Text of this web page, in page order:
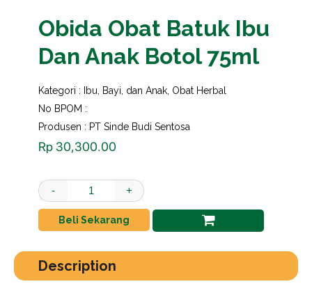
Obida Obat Batuk Ibu
Dan Anak Botol 75ml
Kategori : Ibu, Bayi, dan Anak Obat Herbal
No BPOM :
Produsen : PT Sinde Budi Sentosa
Rp 30,300.00
Obida Obat Batuk Ibu Dan Anak Botol 75ml quantity
- +
Beli Sekarang
Description